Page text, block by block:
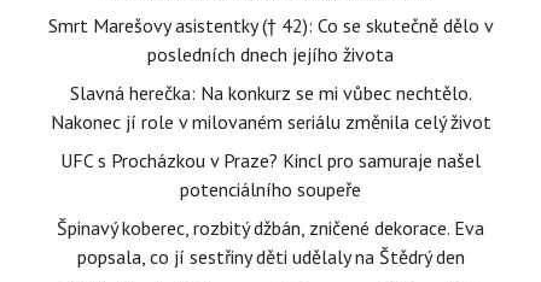
Smrt Marešovy asistentky († 42): Co se skutečně dělo v
posledních dnech jejího života
Slavná herečka: Na konkurz se mi vůbec nechtělo.
Nakonec jí role v milovaném seriálu změnila celý život
UFC s Procházkou v Praze? Kincl pro samuraje našel
potenciálního soupeře
Špinavý koberec, rozbitý džbán, zničené dekorace. Eva
popsala, co jí sestřiny děti udělaly na Štědrý den